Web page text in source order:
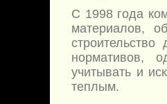
С 1998 года
материалов,
нормативов,
учитывать и
теплым.